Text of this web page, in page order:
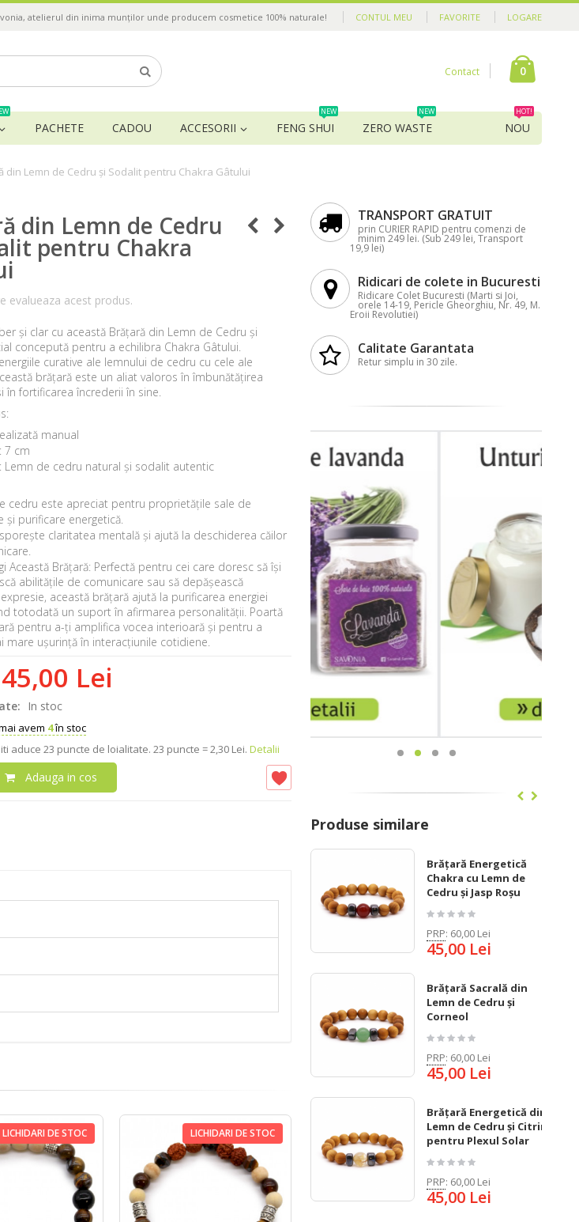
CONTUL MEU FAVORITE LOGARE
atelierul din inima munților unde producem cosmetice 100% naturale!
Contact 0
PACHETE CADOU ACCESORII FENG SHUI
NEW
ZERO WASTE
NEW
NOU
HOT!
din Lemn de Cedru și Sodalit pentru Chakra Gâtului
din Lemn de Cedru
pentru Chakra
evalueaza acest produs.
și clar cu această Brățară din Lemn de Cedru și
concepută pentru a echilibra Chakra Gâtului.
curative ale lemnului de cedru cu cele ale
brățară este un aliat valoros în îmbunătățirea
în fortificarea încrederii în sine.
manual
7 cm
Lemn de cedru natural și sodalit autentic
cedru este apreciat pentru proprietățile sale de
și purificare energetică.
claritatea mentală și ajută la deschiderea căilor
Această Brățară: Perfectă pentru cei care doresc să își
abilitățile de comunicare sau să depășească
această brățară ajută la purificarea energiei
totodată un suport în afirmarea personalității. Poartă
pentru a-ți amplifica vocea interioară și pentru a
mare ușurință în interacțiunile cotidiene.
45,00 Lei
In stoc
avem 4în stoc
aduce 23 puncte de loialitate. 23 puncte = 2,30 Lei. Detalii
Adauga in cos
LICHIDARI DE STOC LICHIDARI DE STOC
TRANSPORT GRATUIT
prin CURIER RAPID pentru comenzi de
minim 249 lei. (Sub 249 lei, Transport
19,9 lei)
Ridicari de colete in Bucuresti
Ridicare Colet Bucuresti (Marti si Joi,
orele 14-19, Pericle Gheorghiu, Nr. 49, M.
Eroii Revolutiei)
Calitate Garantata
Retur simplu in 30 zile.
Produse similare
Brățară Energetică
Chakra cu Lemn de
Cedru și Jasp Roșu
PRP: 60,00 Lei
45,00 Lei
Brățară Sacrală din
Lemn de Cedru și
Corneol
PRP: 60,00 Lei
45,00 Lei
Brățară Energetică din
Lemn de Cedru și Citrin
pentru Plexul Solar
PRP: 60,00 Lei
45,00 Lei